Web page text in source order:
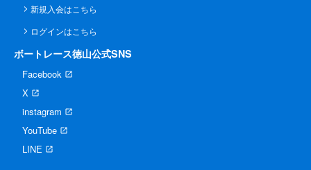
新規入会はこちら
ログインはこちら
ボートレース徳山公式SNS
Facebook
X
instagram
YouTube
LINE